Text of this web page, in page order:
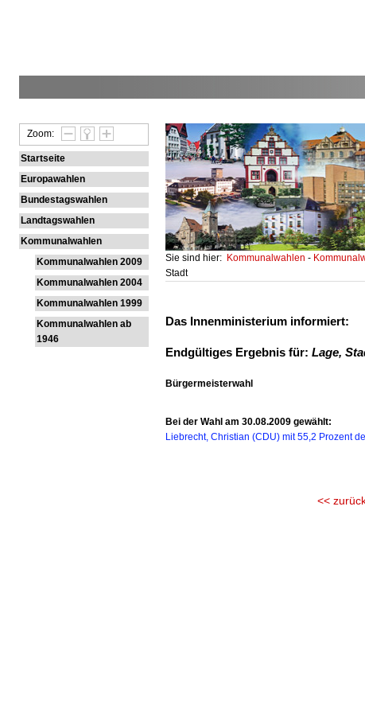
Zoom:
Startseite
Europawahlen
Bundestagswahlen
Landtagswahlen
Kommunalwahlen
Kommunalwahlen 2009
Kommunalwahlen 2004
Kommunalwahlen 1999
Kommunalwahlen ab
1946
Sie sind hier: Kommunalwahlen-
Stadt
Das Innenministerium informiert:
Endgültiges Ergebnis für: Lage,
Bürgermeisterwahl
Bei der Wahl am 30.08.2009 gewählt:
Liebrecht, Christian (CDU) mit 55,2 Prozent
<<